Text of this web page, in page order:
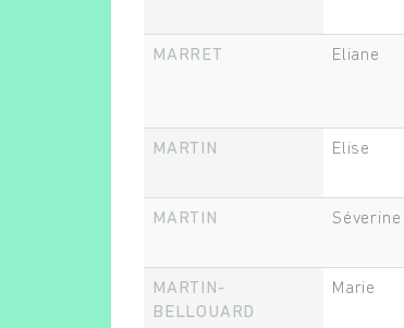
MARRET Eliane
MARTIN Elise
MARTIN Séverine
MARTIN-
BELLOUARD
Marie